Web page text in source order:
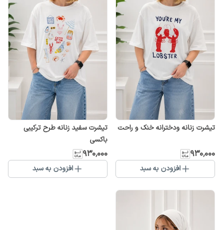
تیشرت زنانه ودخترانه خنک و راحت
۹۳۰٬۰۰۰
افزودن به سبد
تیشرت سفید زنانه طرح ترکیبی
باکسی
۹۳۰٬۰۰۰
افزودن به سبد